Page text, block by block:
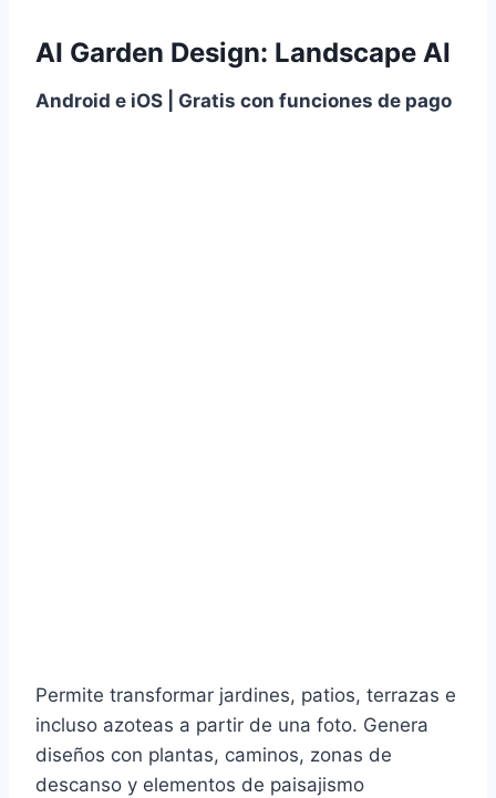
AI Garden Design: Landscape AI
Android e iOS | Gratis con funciones de pago
Permite transformar jardines, patios, terrazas e
incluso azoteas a partir de una foto. Genera
diseños con plantas, caminos, zonas de
descanso y elementos de paisajismo